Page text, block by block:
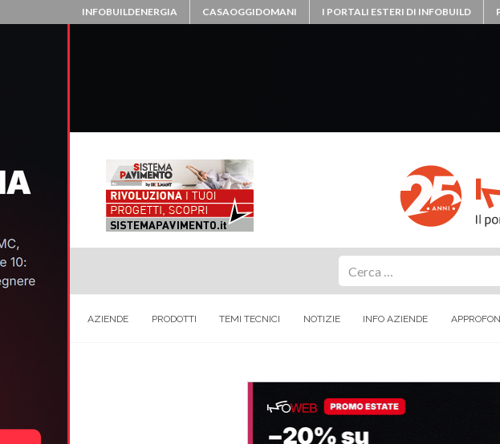
INFOBUILDENERGIA CASAOGGIDOMANI I PORTALI ESTERI DI INFOBUILD
AZIENDE PRODOTTI TEMI TECNICI NOTIZIE INFO AZIENDE